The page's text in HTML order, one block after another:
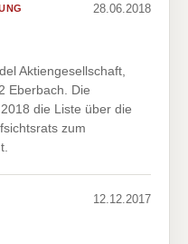
28.06.2018
Aktiengesellschaft,
Eberbach. Die
die Liste über die
zum
12.12.2017